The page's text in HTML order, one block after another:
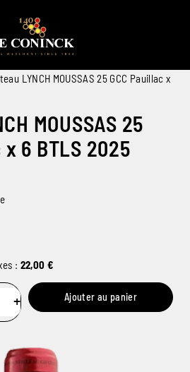
LYNCH MOUSSAS 25 GCC Pauillac x
MOUSSAS 25
x 6 BTLS 2025
: 22,00 €
+ Ajouter au panier